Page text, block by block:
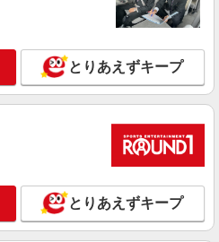
とりあえずキープ
とりあえずキープ